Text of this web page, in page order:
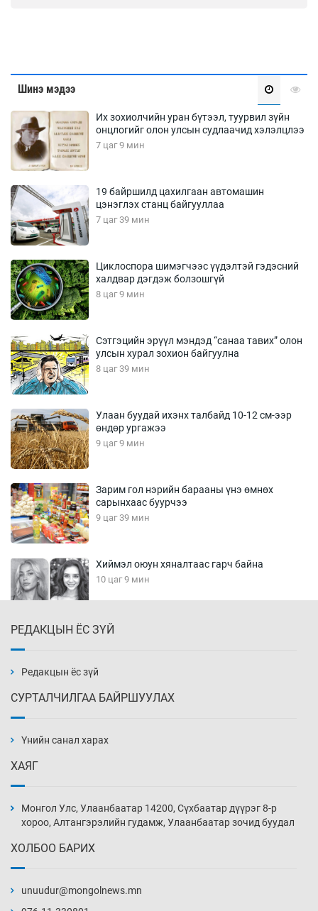
Шинэ мэдээ
Их зохиолчийн уран бүтээл, туурвил зүйн
онцлогийг олон улсын судлаачид хэлэлцлээ
7 цаг 9 мин
19 байршилд цахилгаан автомашин
цэнэглэх станц байгууллаа
7 цаг 39 мин
Циклоспора шимэгчээс үүдэлтэй гэдэсний
халдвар дэгдэж болзошгүй
8 цаг 9 мин
Сэтгэцийн эрүүл мэндэд “санаа тавих” олон
улсын хурал зохион байгуулна
8 цаг 39 мин
Улаан буудай ихэнх талбайд 10-12 см-ээр
өндөр ургажээ
9 цаг 9 мин
Зарим гол нэрийн барааны үнэ өмнөх
сарынхаас буурчээ
9 цаг 39 мин
Хиймэл оюун хяналтаас гарч байна
10 цаг 9 мин
10 цаг 39 мин
нэмэгджээ
11 цаг 9 мин
11 цаг 39 мин
РЕДАКЦЫН ЁС ЗҮЙ
Редакцын ёс зүй
СУРТАЛЧИЛГАА БАЙРШУУЛАХ
Үнийн санал харах
ХАЯГ
Монгол Улс, Улаанбаатар 14200, Сүхбаатар дүүрэг 8-р
хороо, Алтангэрэлийн гудамж, Улаанбаатар зочид буудал
ХОЛБОО БАРИХ
unuudur@mongolnews.mn